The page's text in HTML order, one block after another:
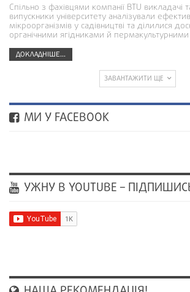
Спільно з фахівцями компанії BTU викладачі
випускники університету аналізували
мікроорганізмів у садівництві та ділилися
органічними ягідниками й
ДОКЛАДНІШЕ...
ЗАВАНТАЖИТИ ЩЕ
МИ У FACEBOOK
УЖНУ В YOUTUBE –